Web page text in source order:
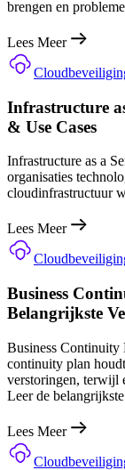
brengen en
Lees Meer
Infrastructure
& Use Cases
Infrastructure as a
organisaties
cloudinfrastructuur
Lees Meer
Business
Belangrijkste
Business Continuity
continuity plan
verstoringen, terwijl
Leer de
Lees Meer